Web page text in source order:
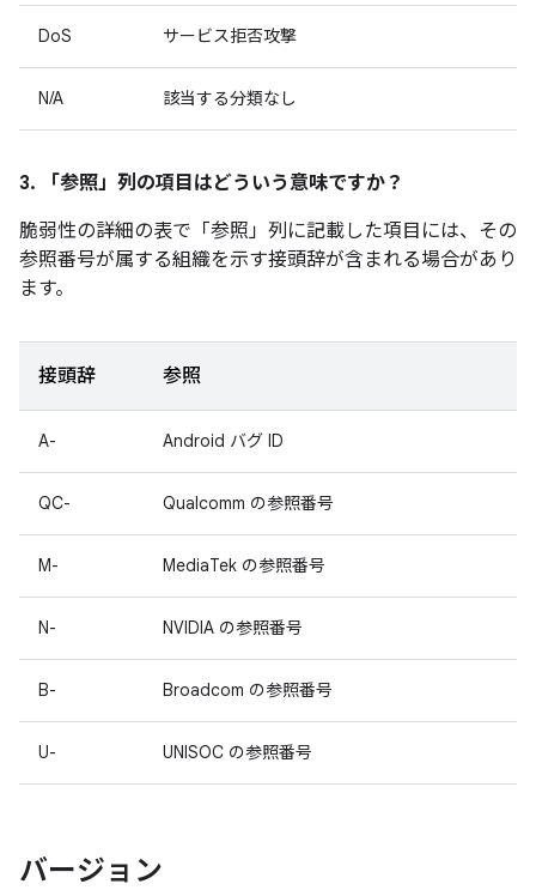
DoS サービス拒否攻撃
N/A 該当する分類なし
3. 「参照」 列の項目はどういう意味ですか？
脆弱性の詳細の表で「参照」 列に記載した項目には、その
参照番号が属する組織を示す接頭辞が含まれる場合があり
ます。
接頭辞 参照
A- Android バグ ID
QC- Qualcomm の参照番号
M- MediaTek の参照番号
N- NVIDIA の参照番号
B- Broadcom の参照番号
U- UNISOC の参照番号
バージョン